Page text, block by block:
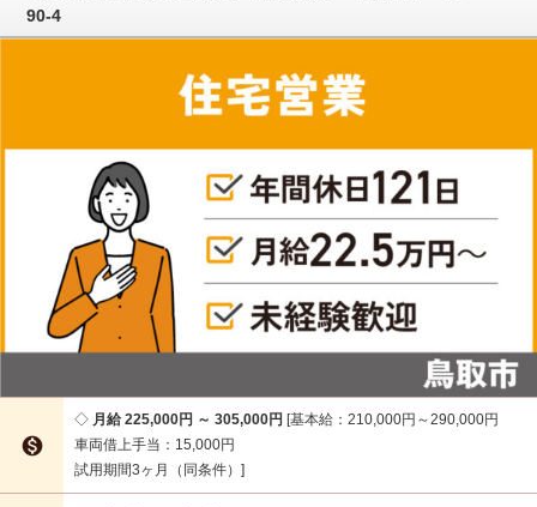
90-4

月給 225,000円 ～ 305,000円 基本給：210,000円～290,000円
車両借上手当：15,000円
試用期間3ヶ月（同条件）